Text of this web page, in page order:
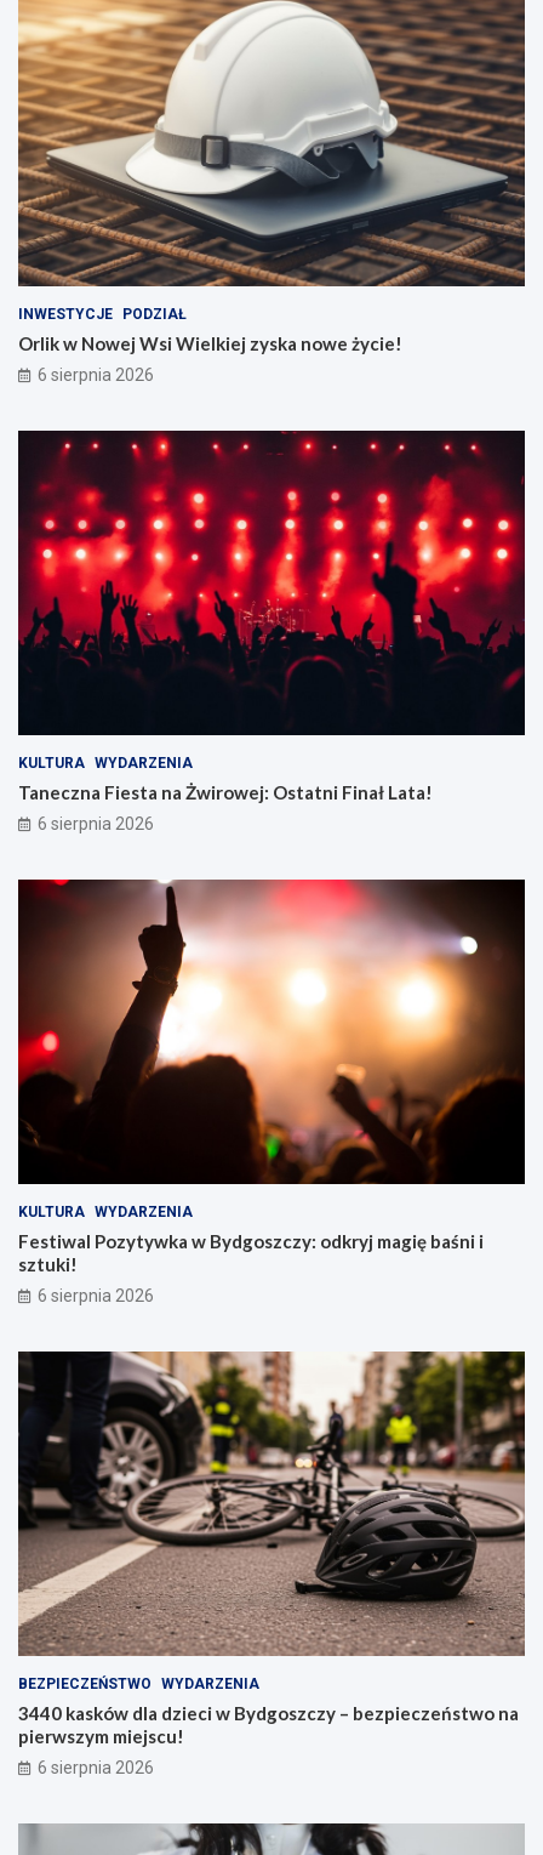
INWESTYCJE PODZIAŁ
Orlik w Nowej Wsi Wielkiej zyska nowe życie!
6 sierpnia 2026
KULTURA WYDARZENIA
Taneczna Fiesta na Żwirowej: Ostatni Finał Lata!
6 sierpnia 2026
KULTURA WYDARZENIA
Festiwal Pozytywka w Bydgoszczy: odkryj magię baśni i
sztuki!
6 sierpnia 2026
BEZPIECZEŃSTWO WYDARZENIA
3440 kasków dla dzieci w Bydgoszczy – bezpieczeństwo na
pierwszym miejscu!
6 sierpnia 2026